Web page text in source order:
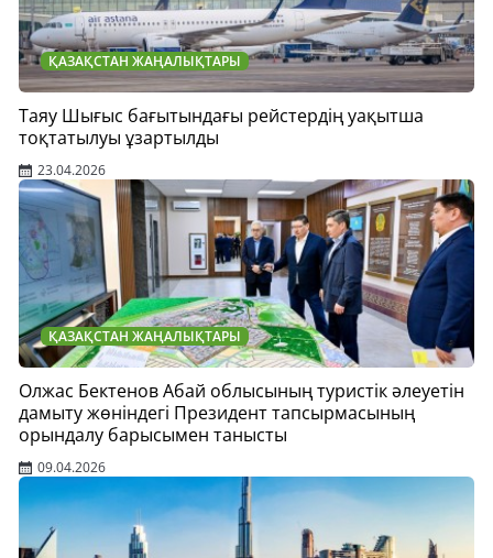
ҚАЗАҚСТАН ЖАҢАЛЫҚТАРЫ
Таяу Шығыс бағытындағы рейстердің уақытша
тоқтатылуы ұзартылды
23.04.2026
ҚАЗАҚСТАН ЖАҢАЛЫҚТАРЫ
Олжас Бектенов Абай облысының туристік әлеуетін
дамыту жөніндегі Президент тапсырмасының
орындалу барысымен танысты
09.04.2026